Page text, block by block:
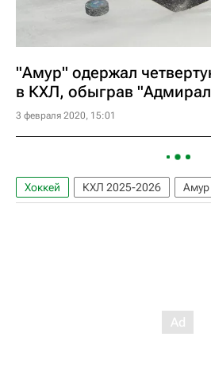
"Амур" одержал
в КХЛ, обыграв
3 февраля 2020, 15:01
Хоккей КХЛ 2025-2026 Амур